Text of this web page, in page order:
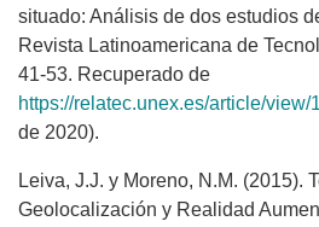
situado: Análisis de dos estudios
Revista Latinoamericana de
41-53. Recuperado de
https://relatec.unex.es/article/view/
de 2020).
Leiva, J.J. y Moreno, N.M. (2015).
Geolocalización y Realidad